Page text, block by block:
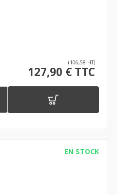
(106,58 HT)
127,90 € TTC
EN STOCK